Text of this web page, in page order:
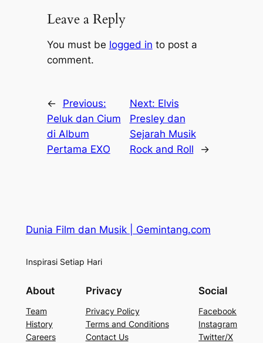
Leave a Reply
You must be logged in to post a
comment.
←
Previous:
Peluk dan Cium
di Album
Pertama EXO
Next: Elvis
Presley dan
Sejarah Musik
Rock and Roll
→
Dunia Film dan Musik | Gemintang.com
Inspirasi Setiap Hari
About
Team
History
Careers
Privacy
Privacy Policy
Terms and Conditions
Contact Us
Social
Facebook
Instagram
Twitter/X